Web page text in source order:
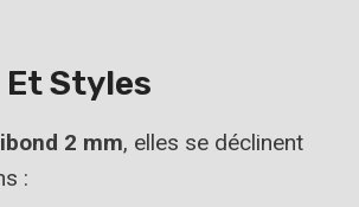
Styles
2 mm, elles se déclinent
: